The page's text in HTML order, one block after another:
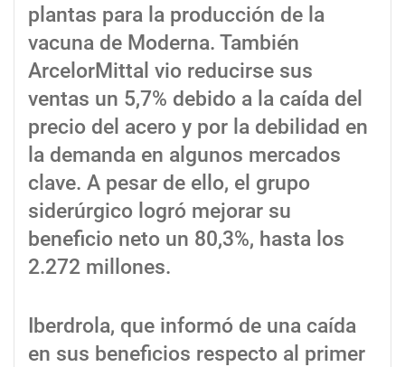
plantas para la producción de la
vacuna de Moderna. También
ArcelorMittal vio reducirse sus
ventas un 5,7% debido a la caída del
precio del acero y por la debilidad en
la demanda en algunos mercados
clave. A pesar de ello, el grupo
siderúrgico logró mejorar su
beneficio neto un 80,3%, hasta los
2.272 millones.
Iberdrola, que informó de una caída
en sus beneficios respecto al primer